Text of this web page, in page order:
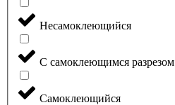
Несамоклеющийся
С самоклеющимся разрезом
Самоклеющийся